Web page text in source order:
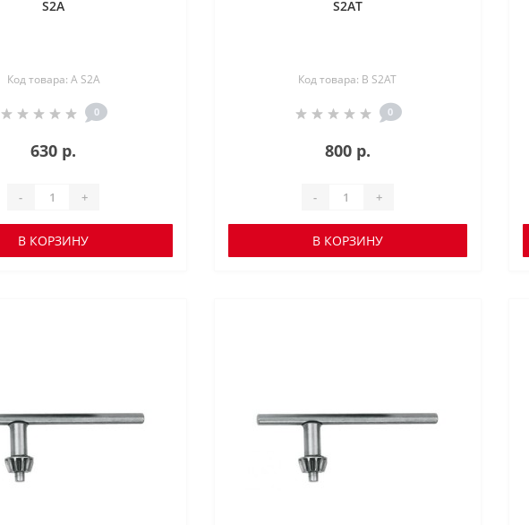
S2A
Код товара: A S2A
0
630 р.
- +
В КОРЗИНУ
S2AT
Код товара: B S2AT
0
800 р.
- +
В КОРЗИНУ